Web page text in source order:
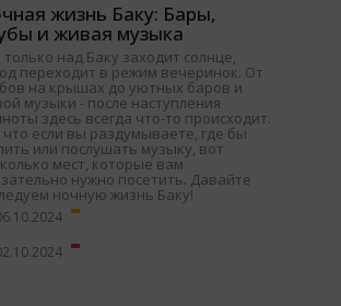
жизнь Баку: Бары,
и живая музыка
только над Баку заходит солнце,
переходит в режим вечеринок. От
на крышах до уютных баров и
музыки - после наступления
здесь всегда что-то происходит.
что если вы раздумываете, где бы
или послушать музыку, вот
мест, которые вам
нужно посетить. Давайте
ночную жизнь Баку!